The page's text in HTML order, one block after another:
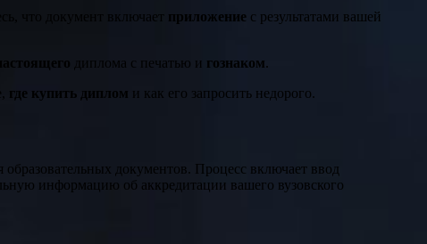
что документ включает приложение с результатами вашей
диплома с печатью и гознаком.
где купить диплом и как его запросить недорого.
документов. Процесс включает ввод
информацию об аккредитации вашего вузовского